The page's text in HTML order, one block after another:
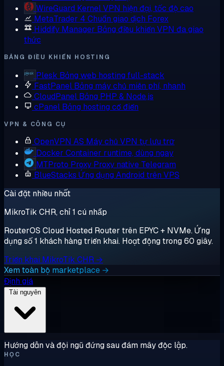
WireGuard Kernel VPN hiện đại, tốc độ cao
MetaTrader 4 Chuẩn giao dịch Forex
Hiddify Manager Bảng điều khiển VPN đa giao
thức
BẢNG ĐIỀU KHIỂN HOSTING
Plesk Bảng web hosting full-stack
FastPanel Bảng máy chủ miễn phí, nhanh
CloudPanel Bảng PHP & Node.js
cPanel Bảng hosting cổ điển
VPN & CÔNG CỤ
OpenVPN AS Máy chủ VPN tự lưu trữ
Docker Container runtime, dùng ngay
MTProto Proxy Proxy native Telegram
BlueStacks Ứng dụng Android trên VPS
Cài đặt nhiều nhất
MikroTik CHR, chỉ 1 cú nhấp
RouterOS Cloud Hosted Router trên EPYC + NVMe. Ứng
dụng số 1 khách hàng triển khai. Hoạt động trong 60 giây.
Triển khai MikroTik CHR →
Xem toàn bộ marketplace →
Định giá
Hướng dẫn và đội ngũ đứng sau đám mây độc lập.
HỌC